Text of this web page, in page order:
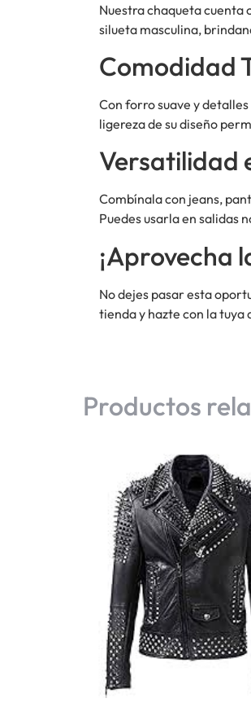
Nuestra chaqueta cuenta
silueta masculina,
Comodidad
Con forro suave y
ligereza de su diseño
Versatilidad
Combínala con jeans,
Puedes usarla en salidas
¡Aprovecha
No dejes pasar esta
tienda y hazte con la tuya
Productos